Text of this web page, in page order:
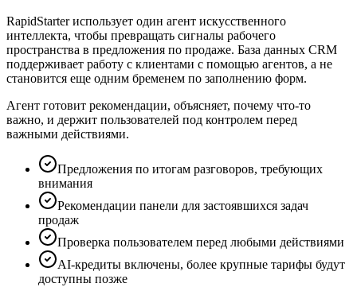
RapidStarter использует один агент искусственного
интеллекта, чтобы превращать сигналы рабочего
пространства в предложения по продаже. База данных CRM
поддерживает работу с клиентами с помощью агентов, а не
становится еще одним бременем по заполнению форм.
Агент готовит рекомендации, объясняет, почему что-то
важно, и держит пользователей под контролем перед
важными действиями.
Предложения по итогам разговоров, требующих
внимания
Рекомендации панели для застоявшихся задач
продаж
Проверка пользователем перед любыми действиями
AI-кредиты включены, более крупные тарифы будут
доступны позже